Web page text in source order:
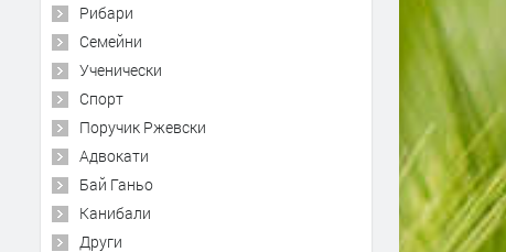
Рибари
Семейни
Ученически
Спорт
Поручик Ржевски
Адвокати
Бай Ганьо
Канибали
Други